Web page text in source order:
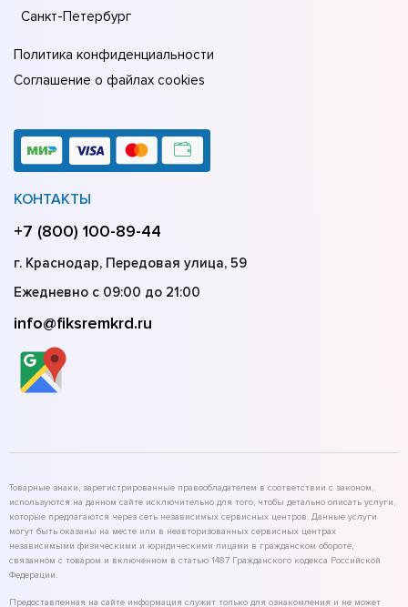
Санкт-Петербург
Политика конфиденциальности
Соглашение о файлах cookies
КОНТАКТЫ
+7 (800) 100-89-44
г. Краснодар, Передовая улица, 59
Ежедневно с 09:00 до 21:00
info@fiksremkrd.ru
Товарные знаки, зарегистрированные правообладателем в соответствии с законом,
используются на данном сайте исключительно для того, чтобы детально описать услуги,
которые предлагаются через сеть независимых сервисных центров. Данные услуги
могут быть оказаны на месте или в неавторизованных сервисных центрах
независимыми физическими и юридическими лицами в гражданском обороте,
связанном с товаром и включенном в статью 1487 Гражданского кодекса Российской
Федерации.
Предоставленная на сайте информация служит только для ознакомления и не может